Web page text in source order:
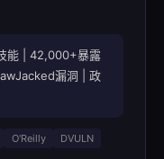
能 | 42,000+暴露
漏洞 | 政
O'Reilly DVULN